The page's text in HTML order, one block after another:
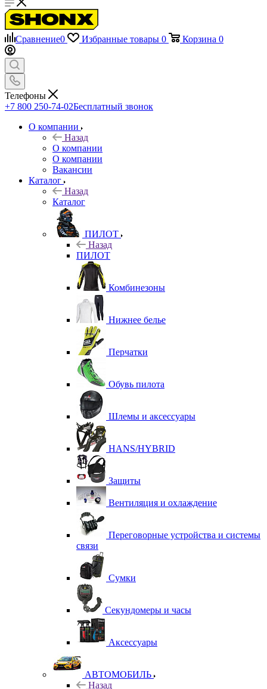
Сравнение0 Избранные товары 0 Корзина 0
Телефоны
+7 800 250-74-02Бесплатный звонок
О компании
Назад
О компании
О компании
Вакансии
Каталог
Назад
Каталог
ПИЛОТ
Назад
ПИЛОТ
Комбинезоны
Нижнее белье
Перчатки
Обувь пилота
Шлемы и аксессуары
HANS/HYBRID
Защиты
Вентиляция и охлаждение
Переговорные устройства и системы
связи
Сумки
Секундомеры и часы
Аксессуары
АВТОМОБИЛЬ
Назад